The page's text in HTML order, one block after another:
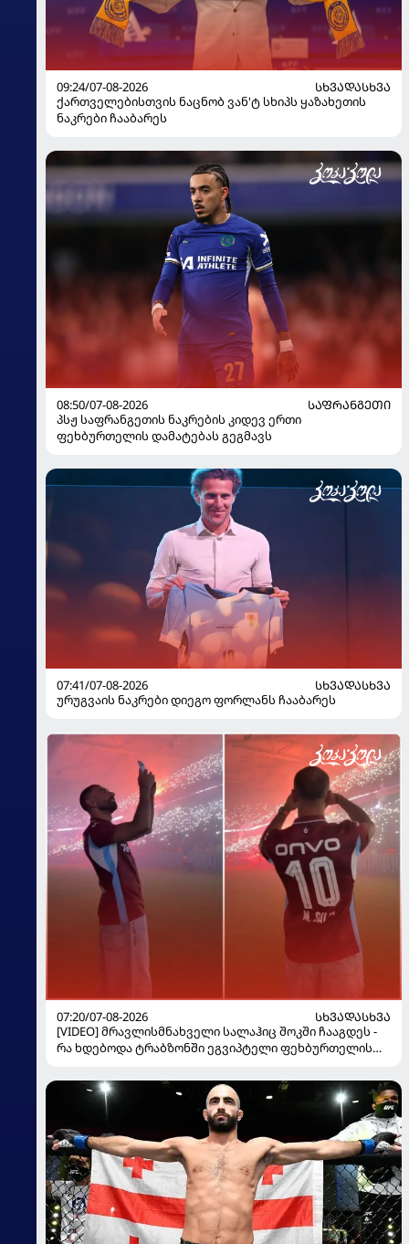
09:24/07-08-2026
ᲡᲮᲕᲐᲓᲐᲡᲮᲕᲐ
ქართველებისთვის ნაცნობ ვან'ტ სხიპს ყაზახეთის
ნაკრები ჩააბარეს
08:50/07-08-2026
ᲡᲐᲤᲠᲐᲜᲒᲔᲗᲘ
პსჟ საფრანგეთის ნაკრების კიდევ ერთი
ფეხბურთელის დამატებას გეგმავს
07:41/07-08-2026
ᲡᲮᲕᲐᲓᲐᲡᲮᲕᲐ
ურუგვაის ნაკრები დიეგო ფორლანს ჩააბარეს
07:20/07-08-2026
ᲡᲮᲕᲐᲓᲐᲡᲮᲕᲐ
[VIDEO] მრავლისმნახველი სალაჰიც შოკში ჩააგდეს -
რა ხდებოდა ტრაბზონში ეგვიპტელი ფეხბურთელის